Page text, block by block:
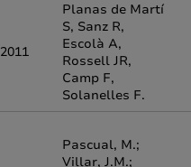
2011
Planas de Martí
S, Sanz R,
Escolà A,
Rossell JR,
Camp F,
Solanelles F.
Pascual, M.;
Villar, J.M.;